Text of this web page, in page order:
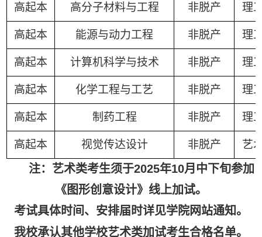
高起本 高分子材料与工程 非脱产 理
高起本 能源与动力工程 非脱产 理
高起本 计算机科学与技术 非脱产 理
高起本 化学工程与工艺 非脱产 理
高起本 制药工程 非脱产 理
高起本 视觉传达设计 非脱产 艺
注：艺术类考生须于2025年10月中下旬参加
《图形创意设计》线上加试。
考试具体时间、安排届时详见学院网站通知。
我校承认其他学校艺术类加试考生合格名单。